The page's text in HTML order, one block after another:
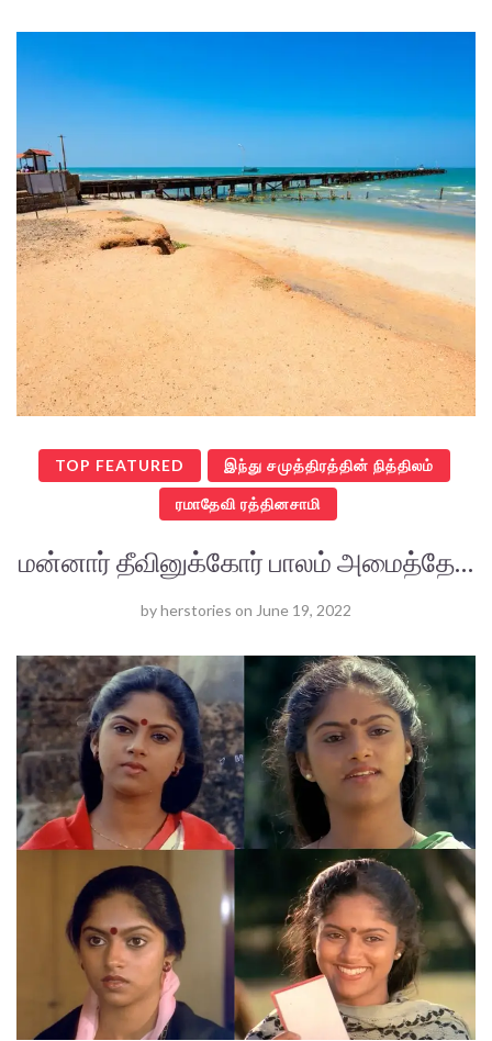
TOP FEATURED இந்து சமுத்திரத்தின் நித்திலம்
ரமாதேவி ரத்தினசாமி
மன்னார் தீவினுக்கோர் பாலம் அமைத்தே…
byherstories on June 19, 2022